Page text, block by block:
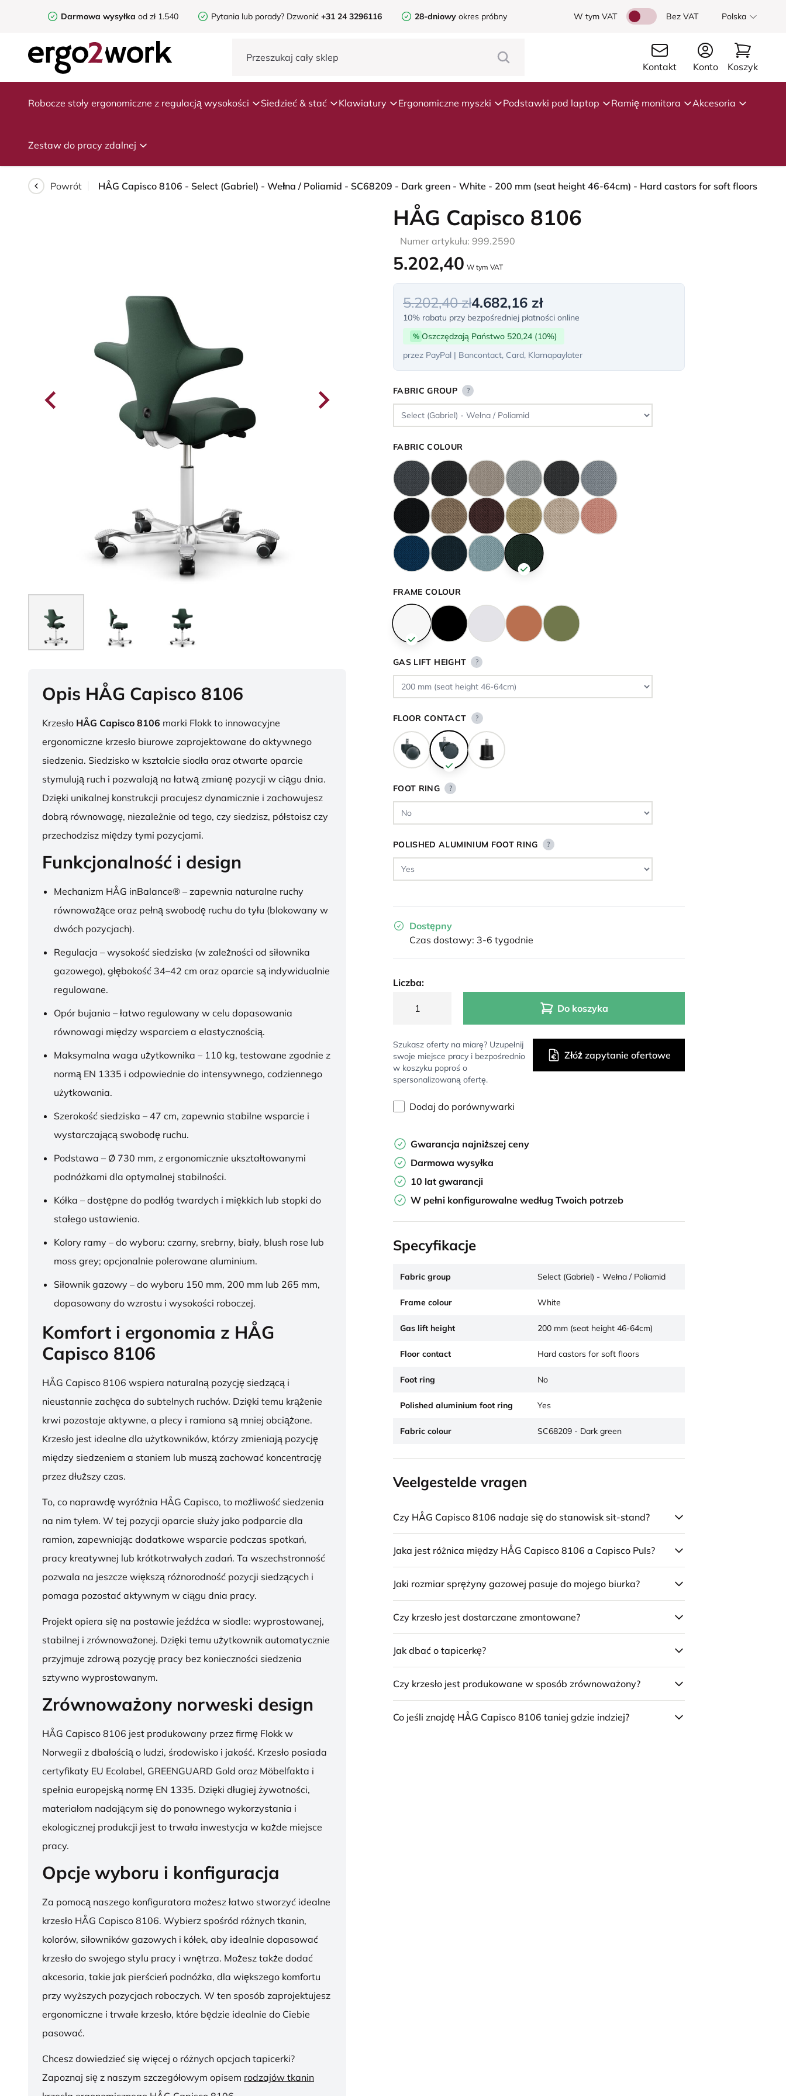
Darmowa wysyłka od zł 1.540 Pytania lub porady? Dzwonić +31 24 3296116 28-dniowy okres próbny W tym VAT Bez VAT Polska
Kontakt Konto Koszyk
Robocze stoły ergonomiczne z regulacją wysokości Siedzieć & stać Klawiatury Ergonomiczne myszki Podstawki pod laptop Ramię monitora Akcesoria
Zestaw do pracy zdalnej
Powrót HÅG Capisco 8106 - Select (Gabriel) - Wełna / Poliamid - SC68209 - Dark green - White - 200 mm (seat height 46-64cm) - Hard castors for soft floors
Opis HÅG Capisco 8106
Krzesło HÅG Capisco 8106 marki Flokk to innowacyjne
ergonomiczne krzesło biurowe zaprojektowane do aktywnego
siedzenia. Siedzisko w kształcie siodła oraz otwarte oparcie
stymulują ruch i pozwalają na łatwą zmianę pozycji w ciągu dnia.
Dzięki unikalnej konstrukcji pracujesz dynamicznie i zachowujesz
dobrą równowagę, niezależnie od tego, czy siedzisz, półstoisz czy
przechodzisz między tymi pozycjami.
Funkcjonalność i design
Mechanizm HÅG inBalance® – zapewnia naturalne ruchy
równoważące oraz pełną swobodę ruchu do tyłu (blokowany w
dwóch pozycjach).
Regulacja – wysokość siedziska (w zależności od siłownika
gazowego), głębokość 34–42 cm oraz oparcie są indywidualnie
regulowane.
Opór bujania – łatwo regulowany w celu dopasowania
równowagi między wsparciem a elastycznością.
Maksymalna waga użytkownika – 110 kg, testowane zgodnie z
normą EN 1335 i odpowiednie do intensywnego, codziennego
użytkowania.
Szerokość siedziska – 47 cm, zapewnia stabilne wsparcie i
wystarczającą swobodę ruchu.
Podstawa – Ø 730 mm, z ergonomicznie ukształtowanymi
podnóżkami dla optymalnej stabilności.
Kółka – dostępne do podłóg twardych i miękkich lub stopki do
stałego ustawienia.
Kolory ramy – do wyboru: czarny, srebrny, biały, blush rose lub
moss grey; opcjonalnie polerowane aluminium.
Siłownik gazowy – do wyboru 150 mm, 200 mm lub 265 mm,
dopasowany do wzrostu i wysokości roboczej.
Komfort i ergonomia z HÅG
Capisco 8106
HÅG Capisco 8106 wspiera naturalną pozycję siedzącą i
nieustannie zachęca do subtelnych ruchów. Dzięki temu krążenie
krwi pozostaje aktywne, a plecy i ramiona są mniej obciążone.
Krzesło jest idealne dla użytkowników, którzy zmieniają pozycję
między siedzeniem a staniem lub muszą zachować koncentrację
przez dłuższy czas.
To, co naprawdę wyróżnia HÅG Capisco, to możliwość siedzenia
na nim tyłem. W tej pozycji oparcie służy jako podparcie dla
ramion, zapewniając dodatkowe wsparcie podczas spotkań,
pracy kreatywnej lub krótkotrwałych zadań. Ta wszechstronność
pozwala na jeszcze większą różnorodność pozycji siedzących i
pomaga pozostać aktywnym w ciągu dnia pracy.
Projekt opiera się na postawie jeźdźca w siodle: wyprostowanej,
stabilnej i zrównoważonej. Dzięki temu użytkownik automatycznie
przyjmuje zdrową pozycję pracy bez konieczności siedzenia
sztywno wyprostowanym.
Zrównoważony norweski design
HÅG Capisco 8106 jest produkowany przez firmę Flokk w
Norwegii z dbałością o ludzi, środowisko i jakość. Krzesło posiada
certyfikaty EU Ecolabel, GREENGUARD Gold oraz Möbelfakta i
spełnia europejską normę EN 1335. Dzięki długiej żywotności,
materiałom nadającym się do ponownego wykorzystania i
ekologicznej produkcji jest to trwała inwestycja w każde miejsce
pracy.
Opcje wyboru i konfiguracja
Za pomocą naszego konfiguratora możesz łatwo stworzyć idealne
krzesło HÅG Capisco 8106. Wybierz spośród różnych tkanin,
kolorów, siłowników gazowych i kółek, aby idealnie dopasować
krzesło do swojego stylu pracy i wnętrza. Możesz także dodać
akcesoria, takie jak pierścień podnóżka, dla większego komfortu
przy wyższych pozycjach roboczych. W ten sposób zaprojektujesz
ergonomiczne i trwałe krzesło, które będzie idealnie do Ciebie
pasować.
Chcesz dowiedzieć się więcej o różnych opcjach tapicerki?
Zapoznaj się z naszym szczegółowym opisem rodzajów tkanin
HÅG Capisco 8106
Numer artykułu: 999.2590
5.202,40 W tym VAT
5.202,40 zł4.682,16 zł
10% rabatu przy bezpośredniej płatności online
% Oszczędzają Państwo 520,24 (10%)
przez PayPal | Bancontact, Card, Klarnapaylater
FABRIC GROUP ?
FABRIC COLOUR
FRAME COLOUR
GAS LIFT HEIGHT ?
FLOOR CONTACT ?
FOOT RING ?
POLISHED ALUMINIUM FOOT RING ?
Dostępny
Czas dostawy: 3-6 tygodnie
Liczba:
Do koszyka
Szukasz oferty na miarę? Uzupełnij
swoje miejsce pracy i bezpośrednio
w koszyku poproś o
spersonalizowaną ofertę.
Złóż zapytanie ofertowe
Dodaj do porównywarki
Gwarancja najniższej ceny
Darmowa wysyłka
10 lat gwarancji
W pełni konfigurowalne według Twoich potrzeb
Specyfikacje
Fabric group Select (Gabriel) - Wełna / Poliamid
Frame colour White
Gas lift height 200 mm (seat height 46-64cm)
Floor contact Hard castors for soft floors
Foot ring No
Polished aluminium foot ring Yes
Fabric colour SC68209 - Dark green
Veelgestelde vragen
Czy HÅG Capisco 8106 nadaje się do stanowisk sit-stand?
Jaka jest różnica między HÅG Capisco 8106 a Capisco Puls?
Jaki rozmiar sprężyny gazowej pasuje do mojego biurka?
Czy krzesło jest dostarczane zmontowane?
Jak dbać o tapicerkę?
Czy krzesło jest produkowane w sposób zrównoważony?
Co jeśli znajdę HÅG Capisco 8106 taniej gdzie indziej?